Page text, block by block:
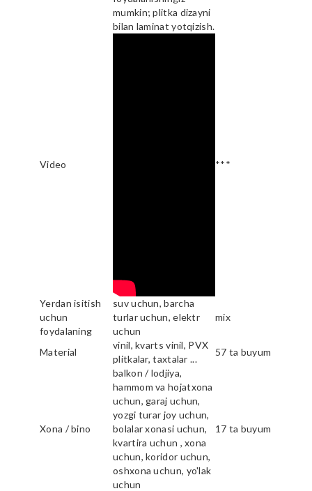
mumkin; plitka dizayni
bilan laminat yotqizish.
Video ***
Yerdan isitish
uchun
foydalaning
suv uchun, barcha
turlar uchun, elektr
uchun
mix
Material
vinil, kvarts vinil, PVX
plitkalar, taxtalar ...
57 ta buyum
Xona / bino
balkon / lodjiya,
hammom va hojatxona
uchun, garaj uchun,
yozgi turar joy uchun,
bolalar xonasi uchun,
kvartira uchun , xona
uchun, koridor uchun,
oshxona uchun, yo'lak
uchun
17 ta buyum